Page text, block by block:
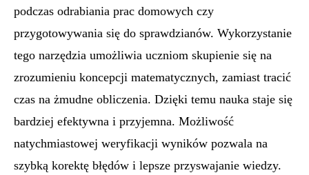
podczas odrabiania prac domowych czy
przygotowywania się do sprawdzianów. Wykorzystanie
tego narzędzia umożliwia uczniom skupienie się na
zrozumieniu koncepcji matematycznych, zamiast tracić
czas na żmudne obliczenia. Dzięki temu nauka staje się
bardziej efektywna i przyjemna. Możliwość
natychmiastowej weryfikacji wyników pozwala na
szybką korektę błędów i lepsze przyswajanie wiedzy.